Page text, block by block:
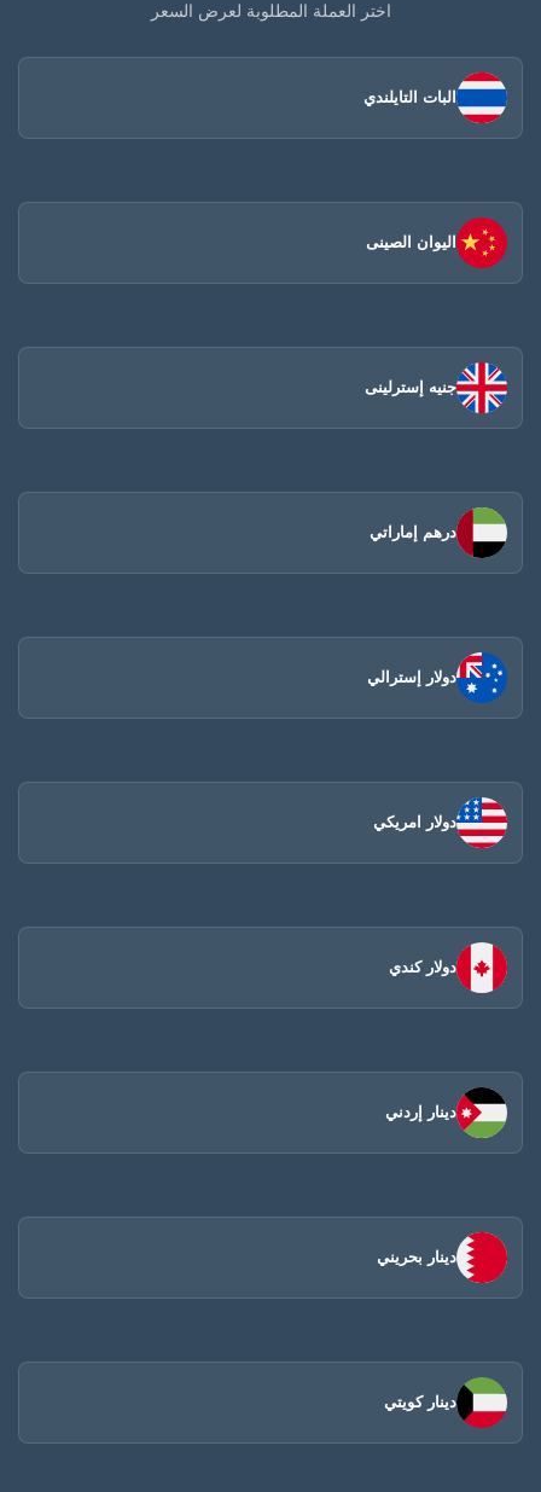
اختر العملة المطلوبة لعرض السعر
البات التايلندي
اليوان الصينى​
جنيه إسترلينى
درهم إماراتي
دولار إسترالي
دولار امريكي
دولار كندي
دينار إردني
دينار بحريني
دينار كويتي